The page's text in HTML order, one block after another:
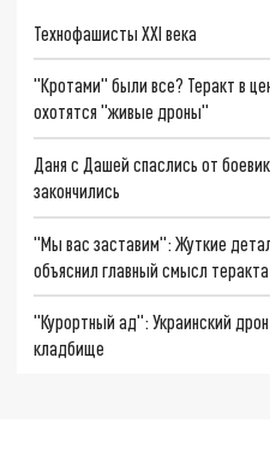
Технофашисты XXI века
"Кротами" были все? Теракт в
охотятся "живые дроны"
Даня с Дашей спаслись от
закончились
"Мы вас заставим": Жуткие
объяснил главный смысл
"Курортный ад": Украинский
кладбище